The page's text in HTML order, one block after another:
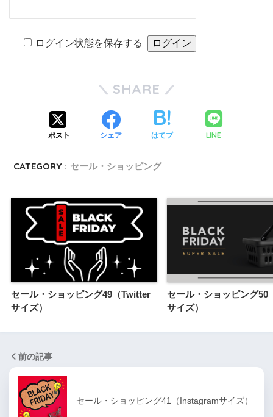
ログイン状態を保存する
SHARE
ポスト シェア はてブ LINE
CATEGORY : セール・ショッピング
セール・ショッピング49（Twitter
サイズ）
セール・ショッピング50
サイズ）
前の記事
セール・ショッピング41（Instagramサイズ）